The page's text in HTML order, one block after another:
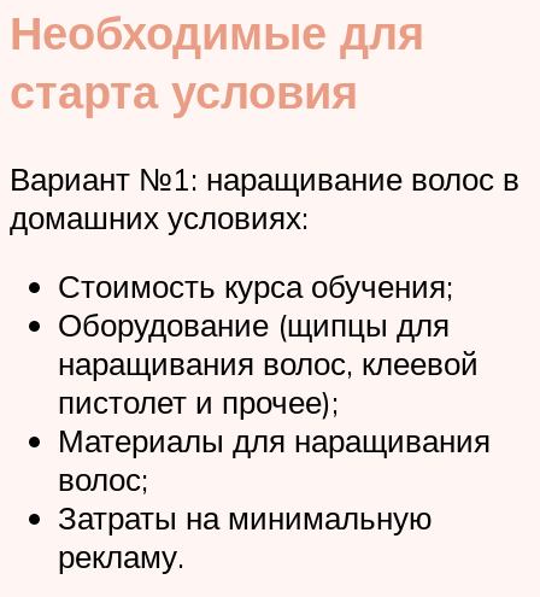
Необходимые для
старта условия
Вариант №1: наращивание волос в
домашних условиях:
Стоимость курса обучения;
Оборудование (щипцы для
наращивания волос, клеевой
пистолет и прочее);
Материалы для наращивания
волос;
Затраты на минимальную
рекламу.